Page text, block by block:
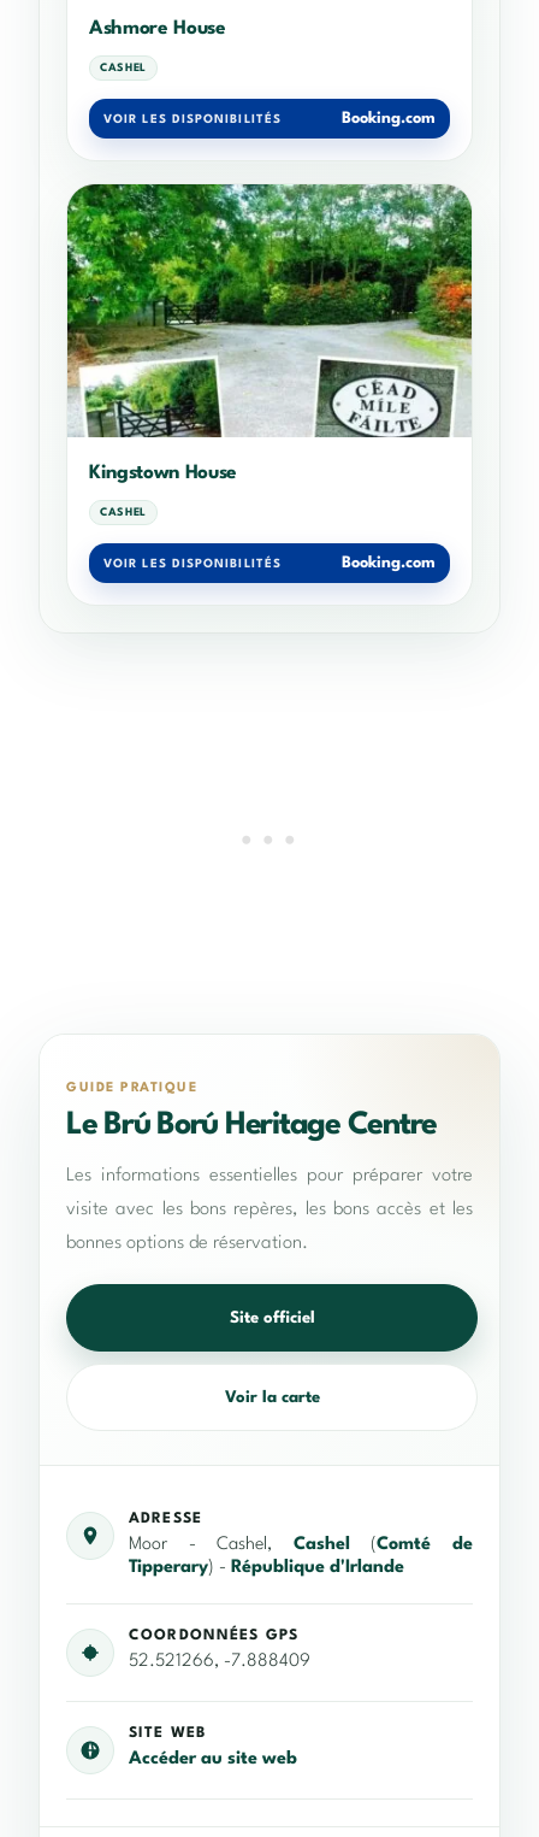
Ashmore House
CASHEL
VOIR LES DISPONIBILITÉS Booking.com
Kingstown House
CASHEL
VOIR LES DISPONIBILITÉS Booking.com
GUIDE PRATIQUE
Le Brú Ború Heritage Centre
Les informations essentielles pour préparer votre
visite avec les bons repères, les bons accès et les
bonnes options de réservation.
Site officiel
Voir la carte
ADRESSE
Moor - Cashel, Cashel(Comté de
Tipperary) - République d'Irlande
COORDONNÉES GPS
52.521266, -7.888409
SITE WEB
Accéder au site web